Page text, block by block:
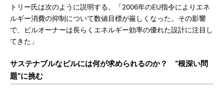
トリー氏は次のように説明する。「2006年のEU指令によりエネ
ルギー消費の抑制について数値目標が厳しくなった。その影響
で、ビルオーナーは長らくエネルギー効率の優れた設計に注目し
てきた」
サステナブルなビルには何が求められるのか？ “根深い問
題”に挑む